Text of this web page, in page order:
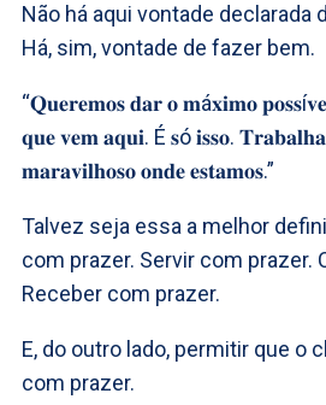
Não há aqui vontade declarada
Há, sim, vontade de fazer bem.
“𝐐𝐮𝐞𝐫𝐞𝐦𝐨𝐬 𝐝𝐚𝐫 𝐨 𝐦á𝐱𝐢𝐦𝐨
𝐪𝐮𝐞 𝐯𝐞𝐦 𝐚𝐪𝐮𝐢. É 𝐬ó 𝐢𝐬𝐬𝐨.
𝐦𝐚𝐫𝐚𝐯𝐢𝐥𝐡𝐨𝐬𝐨 𝐨𝐧𝐝𝐞 𝐞𝐬𝐭𝐚𝐦𝐨𝐬.”
Talvez seja essa a melhor
com prazer. Servir com prazer.
Receber com prazer.
E, do outro lado, permitir que o
com prazer.